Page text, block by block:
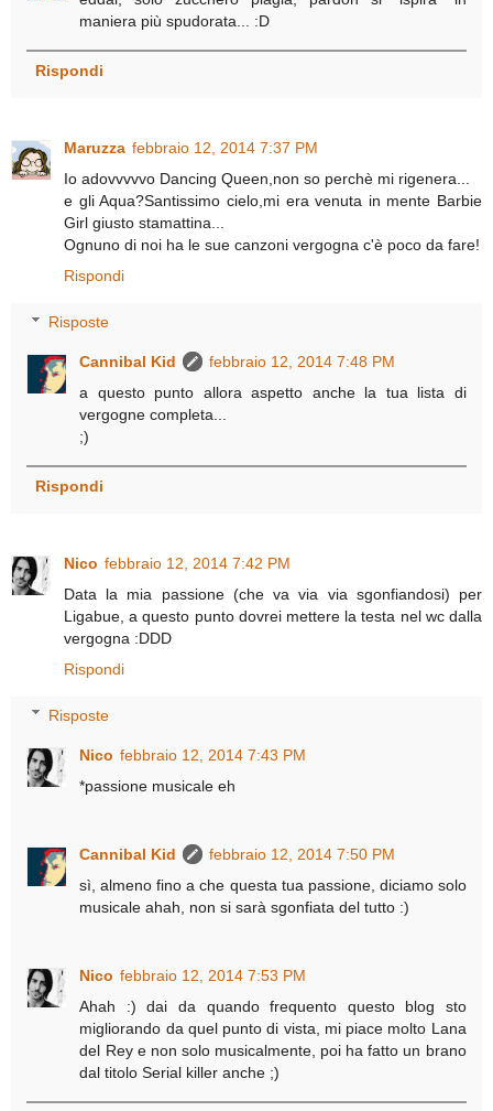
maniera più spudorata... :D
Rispondi
Maruzza febbraio 12, 2014 7:37 PM
Io adovvvvvo Dancing Queen,non so perchè mi rigenera...
e gli Aqua?Santissimo cielo,mi era venuta in mente Barbie
Girl giusto stamattina...
Ognuno di noi ha le sue canzoni vergogna c'è poco da fare!
Rispondi
Risposte
Cannibal Kid
febbraio 12, 2014 7:48 PM
a questo punto allora aspetto anche la tua lista di
vergogne completa...
;)
Rispondi
Nico febbraio 12, 2014 7:42 PM
Data la mia passione (che va via via sgonfiandosi) per
Ligabue, a questo punto dovrei mettere la testa nel wc dalla
vergogna :DDD
Rispondi
Risposte
Nico febbraio 12, 2014 7:43 PM
*passione musicale eh
Cannibal Kid
febbraio 12, 2014 7:50 PM
sì, almeno fino a che questa tua passione, diciamo solo
musicale ahah, non si sarà sgonfiata del tutto :)
Nico febbraio 12, 2014 7:53 PM
Ahah :) dai da quando frequento questo blog sto
migliorando da quel punto di vista, mi piace molto Lana
del Rey e non solo musicalmente, poi ha fatto un brano
dal titolo Serial killer anche ;)